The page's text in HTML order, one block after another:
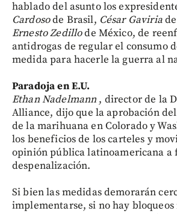
hablado del asunto los
Cardosode Brasil, César Gaviriade
Ernesto Zedillode México, de
antidrogas de regular el consumo
medida para hacerle la guerra al
Paradoja en E.U.
Ethan Nadelmann , director de la
Alliance, dijo que la aprobación
de la marihuana en Colorado y
los beneficios de los carteles y
opinión pública latinoamericana a
despenalización.
Si bien las medidas demorarán
implementarse, si no hay